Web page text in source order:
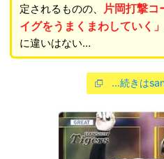
定されるものの、
片岡打撃
イグをうまくまわしていく」
に違いはない…
…続きは